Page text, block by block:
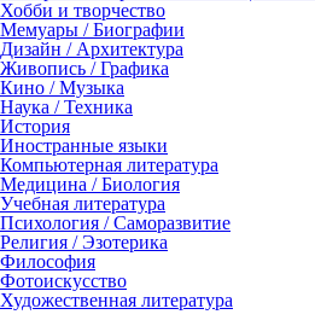
Хобби и творчество
Мемуары / Биографии
Дизайн / Архитектура
Живопись / Графика
Кино / Музыка
Наука / Техника
История
Иностранные языки
Компьютерная литература
Медицина / Биология
Учебная литература
Психология / Саморазвитие
Религия / Эзотерика
Философия
Фотоискусство
Художественная литература